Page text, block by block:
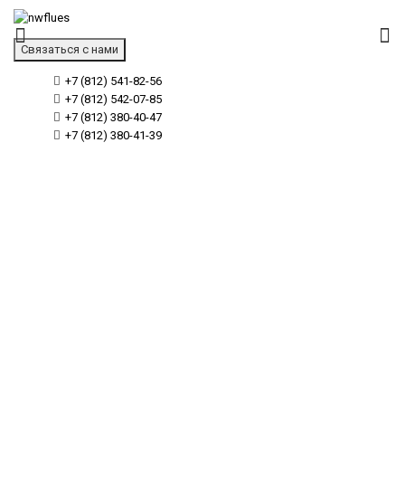
Связаться с нами
+7 (812) 541-82-56
+7 (812) 542-07-85
+7 (812) 380-40-47
+7 (812) 380-41-39